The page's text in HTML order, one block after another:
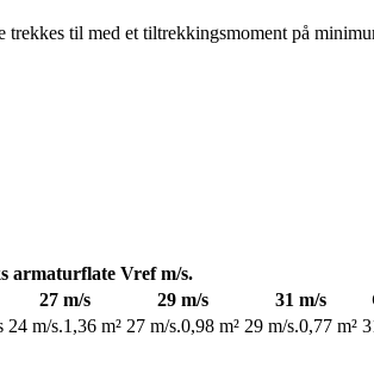
trekkes til med et tiltrekkingsmoment på
armaturflate Vref m/s.
27 m/s 29 m/s 31 m/s
24 m/s.1,36 m² 27 m/s.0,98 m² 29 m/s.0,77 m²